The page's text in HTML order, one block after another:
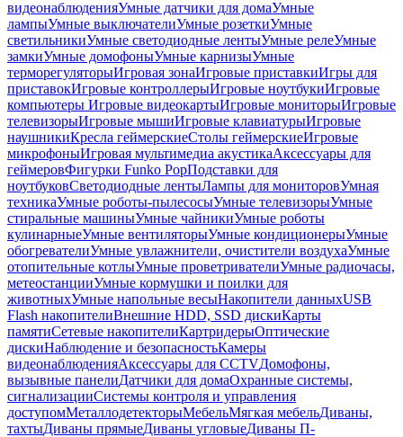
видеонаблюденияУмные датчики для домаУмные
лампыУмные выключателиУмные розеткиУмные
светильникиУмные светодиодные лентыУмные релеУмные
замкиУмные домофоныУмные карнизыУмные
терморегуляторыИгровая зонаИгровые приставкиИгры для
приставокИгровые контроллерыИгровые ноутбукиИгровые
компьютеры Игровые видеокартыИгровые мониторыИгровые
телевизорыИгровые мышиИгровые клавиатурыИгровые
наушникиКресла геймерскиеСтолы геймерскиеИгровые
микрофоныИгровая мультимедиа акустикаАксессуары для
геймеровФигурки Funko PopПодставки для
ноутбуковСветодиодные лентыЛампы для мониторовУмная
техникаУмные роботы-пылесосыУмные телевизорыУмные
стиральные машиныУмные чайникиУмные роботы
кулинарныеУмные вентиляторыУмные кондиционерыУмные
обогревателиУмные увлажнители, очистители воздухаУмные
отопительные котлыУмные проветривателиУмные радиочасы,
метеостанцииУмные кормушки и поилки для
животныхУмные напольные весыНакопители данныхUSB
Flash накопителиВнешние HDD, SSD дискиКарты
памятиСетевые накопителиКартридерыОптические
дискиНаблюдение и безопасностьКамеры
видеонаблюденияАксессуары для CCTVДомофоны,
вызывные панелиДатчики для домаОхранные системы,
сигнализацииСистемы контроля и управления
доступомМеталлодетекторыМебельМягкая мебельДиваны,
тахтыДиваны прямыеДиваны угловыеДиваны П-